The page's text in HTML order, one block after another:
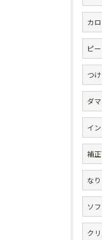
カ
ピ
つ
ダ
イ
補
な
ソ
ク